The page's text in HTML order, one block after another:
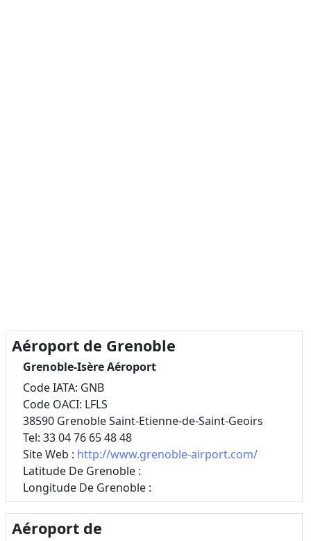
Aéroport de Grenoble
Grenoble-Isère Aéroport
Code IATA: GNB
Code OACI: LFLS
38590 Grenoble Saint-Etienne-de-Saint-Geoirs
Tel: 33 04 76 65 48 48
Site Web : http://www.grenoble-airport.com/
Latitude De Grenoble :
Longitude De Grenoble :
Aéroport de